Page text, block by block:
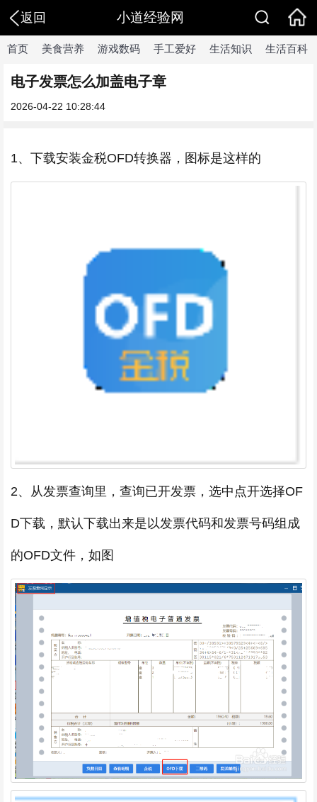
返回 小道经验网
首页 美食营养 游戏数码 手工爱好 生活知识 生活百科
电子发票怎么加盖电子章
2026-04-22 10:28:44
1、下载安装金税OFD转换器，图标是这样的
2、从发票查询里，查询已开发票，选中点开选择OF
D下载，默认下载出来是以发票代码和发票号码组成
的OFD文件，如图